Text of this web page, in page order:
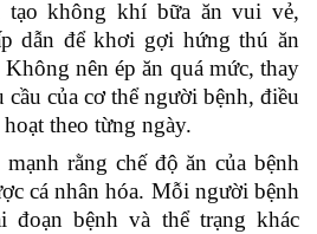
tạo không khí bữa ăn vui vẻ,
dẫn để khơi gợi hứng thú ăn
nên ép ăn quá mức, thay
của cơ thể người bệnh, điều
theo từng ngày.
rằng chế độ ăn của bệnh
cá nhân hóa. Mỗi người bệnh
bệnh và thể trạng khác